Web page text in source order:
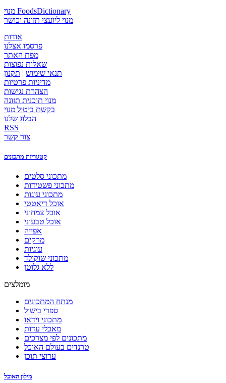
מנוי FoodsDictionary
מנוי ליועצי תזונה וכושר
אודות
פרסמו אצלנו
מפת האתר
שאלות נפוצות
תנאי שימוש | תקנון
מדיניות פרטיות
הצהרת נגישות
מנוי תוכנית תזונה
בקשת ביטול מנוי
הבלוג שלנו
RSS
צור קשר
קטגוריות מתכונים
מתכוני סלטים
מתכוני פשטידות
מתכוני עוגות
אוכל דיאטטי
אוכל צמחוני
אוכל טבעוני
אפייה
מרקים
עוגיות
מתכוני שוקולד
ללא גלוטן
מומלצים
מנתח המתכונים
ספרי בישול
מתכוני וידאו
מאכלי עדות
מתכונים לפי מצרכים
טרנדים בעולם האוכל
ערוצי תוכן
מילון האוכל